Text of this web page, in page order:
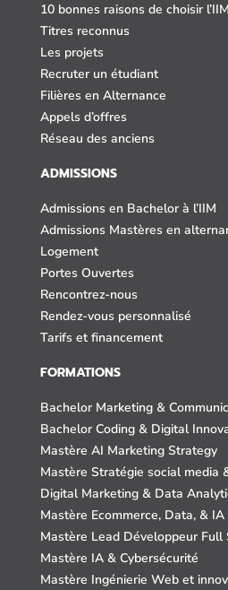
10 bonnes raisons de choisir l’IIM
Titres reconnus
Les projets
Recruter un étudiant
Filières en Alternance
Appels d’offres
Réseau des anciens
ADMISSIONS
Admissions en Bachelor à l’IIM
Admissions Mastères en
Logement
Portes Ouvertes
Rencontrez-nous
Rendez-vous personnalisé
Tarifs et financement
FORMATIONS
Bachelor Marketing &
Bachelor Coding & Digital
Mastère AI Marketing Strategy
Mastère Stratégie social media
Digital Marketing & Data
Mastère Ecommerce, Data, & IA
Mastère Lead Développeur Full
Mastère IA & Cybersécurité
Mastère Ingénierie Web et